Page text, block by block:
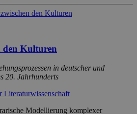
den Kulturen
in deutscher und
20. Jahrhunderts
Modellierung komplexer